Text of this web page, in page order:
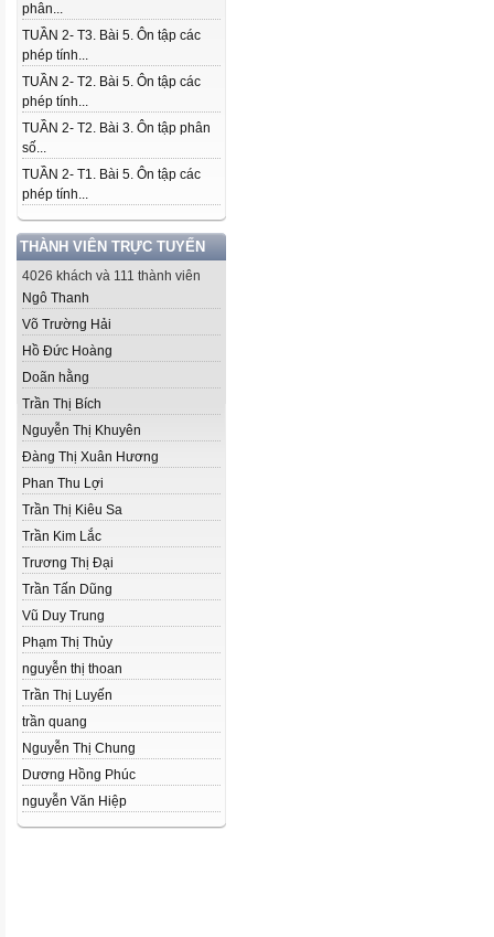
phân...
TUẦN 2- T3. Bài 5. Ôn tập các
phép tính...
TUẦN 2- T2. Bài 5. Ôn tập các
phép tính...
TUẦN 2- T2. Bài 3. Ôn tập phân
số...
TUẦN 2- T1. Bài 5. Ôn tập các
phép tính...
THÀNH VIÊN TRỰC TUYẾN
4026 khách và 111 thành viên
Ngô Thanh
Võ Trường Hải
Hồ Đức Hoàng
Doãn hằng
Trần Thị Bích
Nguyễn Thị Khuyên
Đàng Thị Xuân Hương
Phan Thu Lợi
Trần Thị Kiêu Sa
Trần Kim Lắc
Trương Thị Đại
Trần Tấn Dũng
Vũ Duy Trung
Phạm Thị Thủy
nguyễn thị thoan
Trần Thị Luyến
trần quang
Nguyễn Thị Chung
Dương Hồng Phúc
nguyễn Văn Hiệp